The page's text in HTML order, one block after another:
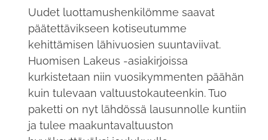
Uudet luottamushenkilömme saavat
päätettävikseen kotiseutumme
kehittämisen lähivuosien suuntaviivat.
Huomisen Lakeus -asiakirjoissa
kurkistetaan niin vuosikymmenten päähän
kuin tulevaan valtuustokauteenkin. Tuo
paketti on nyt lähdössä lausunnolle kuntiin
ja tulee maakuntavaltuuston